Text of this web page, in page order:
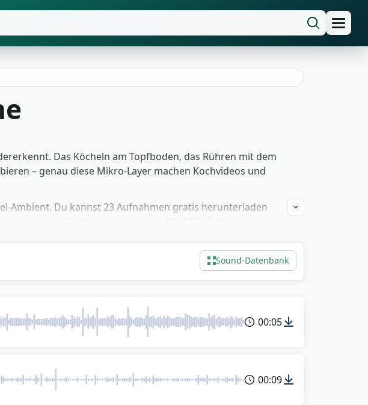
Das Köcheln am Topfboden, das Rühren mit dem
– genau diese Mikro-Layer machen Kochvideos und
Ambient. Du kannst 23 Aufnahmen gratis herunterladen
Sound-Datenbank
00:05
00:09